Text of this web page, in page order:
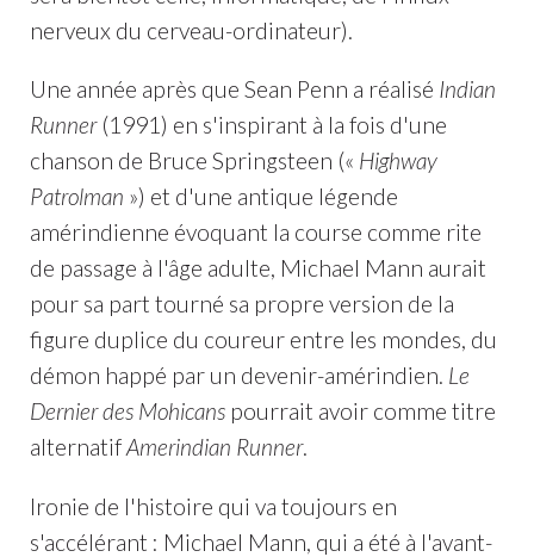
nerveux du cerveau-ordinateur).
Une année après que Sean Penn a réalisé Indian
Runner(1991) en s'inspirant à la fois d'une
chanson de Bruce Springsteen (« Highway
Patrolman ») et d'une antique légende
amérindienne évoquant la course comme rite
de passage à l'âge adulte, Michael Mann aurait
pour sa part tourné sa propre version de la
figure duplice du coureur entre les mondes, du
démon happé par un devenir-amérindien. Le
Dernier des Mohicanspourrait avoir comme titre
alternatifAmerindian Runner.
Ironie de l'histoire qui va toujours en
s'accélérant : Michael Mann, qui a été à l'avant-